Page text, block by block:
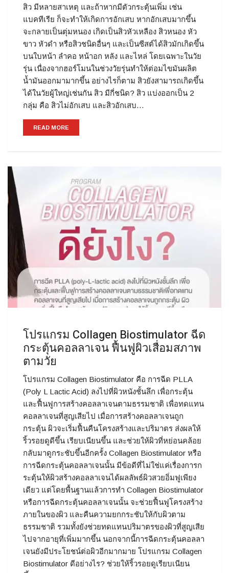
สิว มีหลายสาเหตุ และถ้าหากมีตัวกระตุ้นเพิ่ม เช่น
แบคทีเรีย ก็จะทำให้เกิดการอักเสบ หากอักเสบมากขึ้น
จะกลายเป็นตุ่มหนอง เกิดเป็นสิวหัวเหลือง สิวหนอง หัว
ขาว หัวดำ หรือสิวชนิดอื่นๆ และเป็นซีสต์ได้สิวมักเกิดขึ้น
บนใบหน้า ลำคอ หน้าอก หลัง และไหล่ โดยเฉพาะในวัย
รุ่น เนื่องจากฮอร์โมนในช่วงวัยรุ่นทำให้ต่อมไขมันผลิต
น้ำมันออกมามากขึ้น อย่างไรก็ตาม สิวยังสามารถเกิดขึ้น
ได้ในวัยผู้ใหญ่เช่นกัน สิว มีกี่ชนิด? สิว แบ่งออกเป็น 2
กลุ่ม คือ สิวไม่อักเสบ และสิวอักเสบ…
READ MORE
โปรแกรม Collagen Biostimulator ฉีด
กระตุ้นคอลลาเจน ฟื้นฟูผิวเสื่อมสภาพ
ตามวัย
โปรแกรม Collagen Biostimulator คือ การฉีด PLLA
(Poly L Lactic Acid) ลงไปที่ผิวหนังชั้นลึก เพื่อกระตุ้น
และฟื้นฟูการสร้างคอลลาเจนตามธรรมชาติ เพื่อทดแทน
คอลลาเจนที่สูญเสียไป เมื่อการสร้างคอลลาเจนถูก
กระตุ้น ผิวจะเริ่มฟื้นคืนโครงสร้างและปริมาตร ส่งผลให้
ริ้วรอยดูดีขึ้น เรียบเนียนขึ้น และช่วยให้ผิวที่หย่อนคล้อย
กลับมาดูกระชับขึ้นอีกครั้ง Collagen Biostimulator หรือ
การฉีดกระตุ้นคอลลาเจนนั้น มีข้อดีที่ไม่ใช่แค่เรื่องการก
ระตุ้นให้ผิวสร้างคอลลาเจนได้ผลลัพธ์ผิวสวยอิ่มฟูเพียง
เดียว แต่โดยพื้นฐานแล้วการทำ Collagen Biostimulator
หรือการฉีดกระตุ้นคอลลาเจนนั้น จะช่วยฟื้นฟูโครงสร้าง
ภายในของผิว และคืนความยกกระชับให้กับผิวตาม
ธรรมชาติ รวมทั้งยังช่วยทดแทนปริมาตรของผิวที่สูญเสีย
ไปจากอายุที่เพิ่มมากขึ้น นอกจากนี้การฉีดกระตุ้นคอลลา
เจนยังมีประโยชน์ต่อผิวอีกมากมาย โปรแกรม Collagen
Biostimulator ดีอย่างไร? ช่วยให้ริ้วรอยดูเรียบเนียน